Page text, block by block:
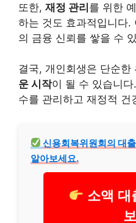
또한, 재정 관리를 위한
하는 것도 효과적입니다.
의 금융 신뢰를 쌓을 수
결국, 개인회생은 단순한
운 시작이 될 수 있습니
수를 관리하고 재정적 건
신용회복위원회의대출
알아보세요.
소액 대